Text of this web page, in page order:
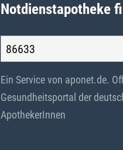
Notdienstapotheke
Ein Service von aponet.de.
Gesundheitsportal der
ApothekerInnen